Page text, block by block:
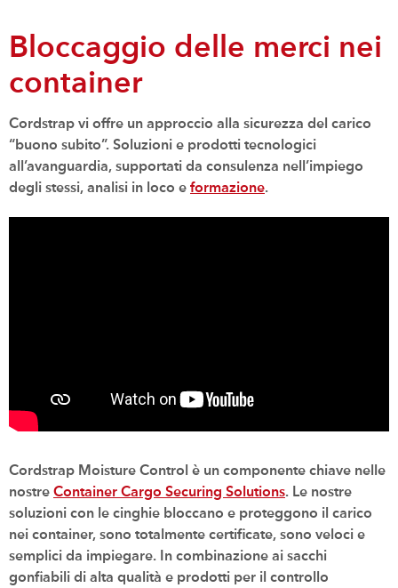
Bloccaggio delle merci nei
container
Cordstrap vi offre un approccio alla sicurezza del carico
“buono subito”. Soluzioni e prodotti tecnologici
all’avanguardia, supportati da consulenza nell’impiego
degli stessi, analisi in loco e formazione.
Cordstrap Moisture Control è un componente chiave nelle
nostre Container Cargo Securing Solutions. Le nostre
soluzioni con le cinghie bloccano e proteggono il carico
nei container, sono totalmente certificate, sono veloci e
semplici da impiegare. In combinazione ai sacchi
gonfiabili di alta qualità e prodotti per il controllo